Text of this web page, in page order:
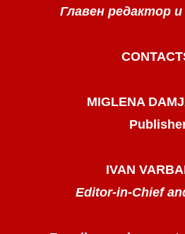
Главен редактор
MIGLENA
IVAN
Editor-in-Chief